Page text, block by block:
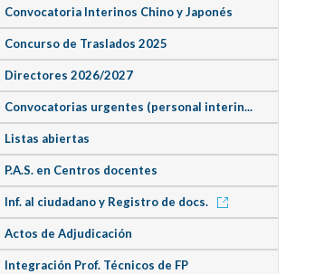
Convocatoria Interinos Chino y Japonés
Concurso de Traslados 2025
Directores 2026/2027
Convocatorias urgentes (personal interin...
Listas abiertas
P.A.S. en Centros docentes
Inf. al ciudadano y Registro de docs.
Actos de Adjudicación
Integración Prof. Técnicos de FP